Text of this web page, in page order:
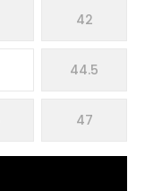
42
44.5
47